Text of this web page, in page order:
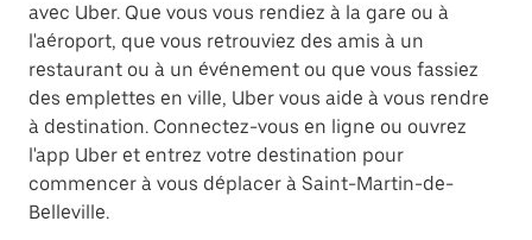
avec Uber. Que vous vous rendiez à la gare ou à
l'aéroport, que vous retrouviez des amis à un
restaurant ou à un événement ou que vous fassiez
des emplettes en ville, Uber vous aide à vous rendre
à destination. Connectez-vous en ligne ou ouvrez
l'app Uber et entrez votre destination pour
commencer à vous déplacer à Saint-Martin-de-
Belleville.